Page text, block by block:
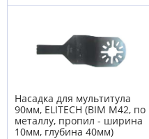
Насадка для мультитула
90мм, ELITECH (BIM M42, по
металлу, пропил - ширина
10мм, глубина 40мм)